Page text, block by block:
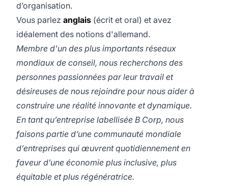
d’organisation.
Vous parlez anglais (écrit et oral) et avez
idéalement des notions d'allemand.
Membre d'un des plus importants réseaux
mondiaux de conseil, nous recherchons des
personnes passionnées par leur travail et
désireuses de nous rejoindre pour nous aider à
construire une réalité innovante et dynamique.
En tant qu’entreprise labellisée B Corp, nous
faisons partie d’une communauté mondiale
d’entreprises qui œuvrent quotidiennement en
faveur d’une économie plus inclusive, plus
équitable et plus régénératrice.